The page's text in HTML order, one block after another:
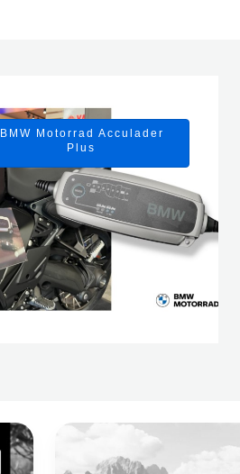
BMW Motorrad Acculader
Plus